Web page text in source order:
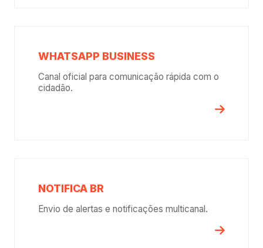
WHATSAPP BUSINESS
Canal oficial para comunicação rápida com o
cidadão.
NOTIFICA BR
Envio de alertas e notificações multicanal.